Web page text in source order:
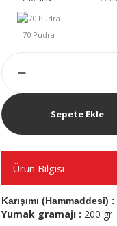
Sepete Ekle
Ürün Bilgisi
Karışımı (Hammaddesi) :
Yumak gramajı : 200 gr